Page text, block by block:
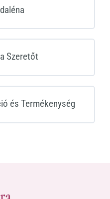
Szeretőt
és Termékenység